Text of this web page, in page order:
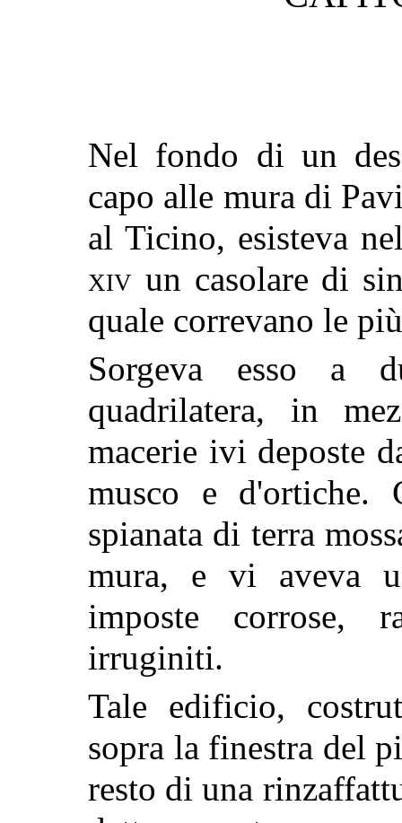
Nel fondo di un
capo alle mura di
al Ticino, esisteva
xiv un casolare di
quale correvano le
Sorgeva esso a
quadrilatera, in
macerie ivi deposte
musco e
spianata di terra
mura, e vi aveva
imposte corrose,
irruginiti.
Tale edificio,
sopra la finestra del
resto di una